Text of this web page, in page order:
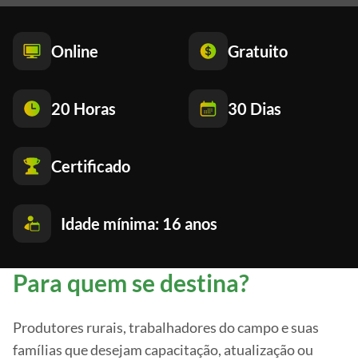
Online Gratuito
20 Horas 30 Dias
Certificado
Idade mínima: 16 anos
Para quem se destina?
Produtores rurais, trabalhadores do campo e suas
famílias que desejam capacitação, atualização ou